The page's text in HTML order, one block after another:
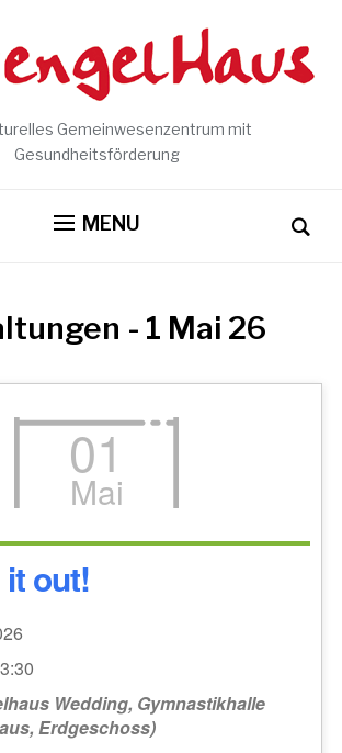
Gemeinwesenzentrum mit
Gesundheitsförderung
MENU
- 1 Mai 26
01
Mai
out!
Wedding, Gymnastikhalle
Erdgeschoss)